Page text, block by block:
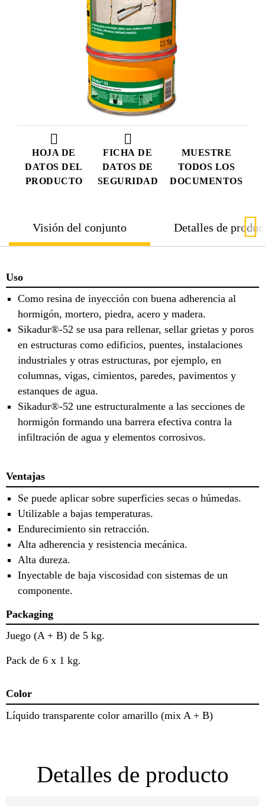
HOJA DE
DATOS DEL
PRODUCTO
FICHA DE
DATOS DE
SEGURIDAD
MUESTRE
TODOS LOS
DOCUMENTOS
Visión del conjunto Detalles de
Uso
Como resina de inyección con buena adherencia al
hormigón, mortero, piedra, acero y madera.
Sikadur®-52 se usa para rellenar, sellar grietas y poros
en estructuras como edificios, puentes, instalaciones
industriales y otras estructuras, por ejemplo, en
columnas, vigas, cimientos, paredes, pavimentos y
estanques de agua.
Sikadur®-52 une estructuralmente a las secciones de
hormigón formando una barrera efectiva contra la
infiltración de agua y elementos corrosivos.
Ventajas
Se puede aplicar sobre superficies secas o húmedas.
Utilizable a bajas temperaturas.
Endurecimiento sin retracción.
Alta adherencia y resistencia mecánica.
Alta dureza.
Inyectable de baja viscosidad con sistemas de un
componente.
Packaging
Juego (A + B) de 5 kg.
Pack de 6 x 1 kg.
Color
Líquido transparente color amarillo (mix A + B)
Detalles de producto